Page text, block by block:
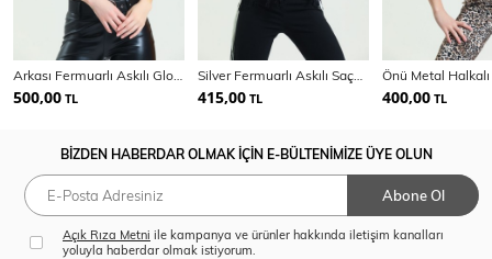
500,00 TL 415,00 TL 400,00 TL
BİZDEN HABERDAR OLMAK İÇİN E-BÜLTENİMİZE ÜYE OLUN
Abone Ol
Açık Rıza Metni ile kampanya ve ürünler hakkında iletişim kanalları
yoluyla haberdar olmak istiyorum.